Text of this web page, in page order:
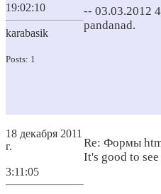
19:02:10
karabasik
Posts: 1
-- 03.03.2012
pandanad.
18 декабря 2011
г.
3:11:05
Re: Формы
It's good to